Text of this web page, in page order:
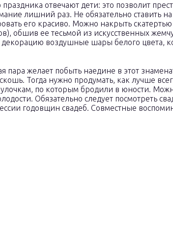
отвечают дети: это позволит
лишний раз. Не обязательно ставить
его красиво. Можно накрыть
обшив ее тесьмой из искусственных
воздушные шары белого цвета,
пара желает побыть наедине в этот
Тогда нужно продумать, как лучше
улочкам, по которым бродили в юности.
Обязательно следует посмотреть
годовщин свадеб. Совместные